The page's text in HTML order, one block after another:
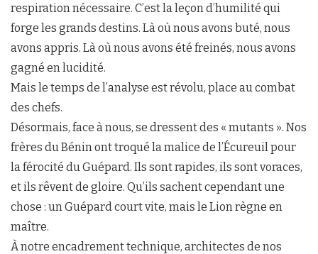
respiration nécessaire. C’est la leçon d’humilité qui
forge les grands destins. Là où nous avons buté, nous
avons appris. Là où nous avons été freinés, nous avons
gagné en lucidité.
Mais le temps de l’analyse est révolu, place au combat
des chefs.
Désormais, face à nous, se dressent des « mutants ». Nos
frères du Bénin ont troqué la malice de l’Écureuil pour
la férocité du Guépard. Ils sont rapides, ils sont voraces,
et ils rêvent de gloire. Qu’ils sachent cependant une
chose : un Guépard court vite, mais le Lion règne en
maître.
À notre encadrement technique, architectes de nos